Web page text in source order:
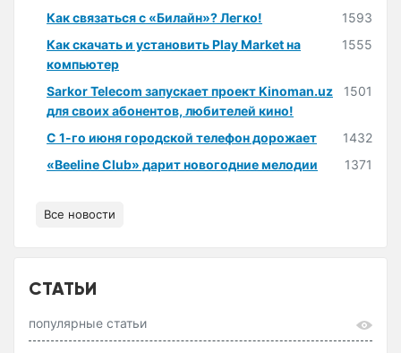
Как связаться с «Билайн»? Легко!
1593
Как скачать и установить Play Market на
компьютер
1555
Sarkor Telecom запускает проект Kinoman.uz
для своих абонентов, любителей кино!
1501
С 1-го июня городской телефон дорожает
1432
«Beeline Club» дарит новогодние мелодии
1371
Все новости
СТАТЬИ
популярные статьи